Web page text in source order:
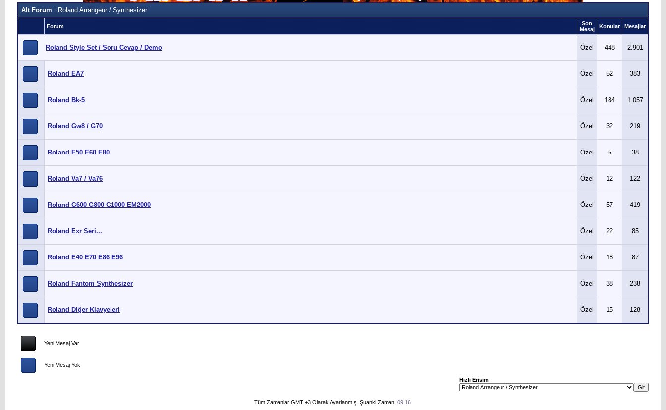
Alt Forum : Roland Arrangeur / Synthesizer
Forum
Son
Mesaj
Konular Mesajlar
Roland Style Set / Soru Cevap / Demo Özel 448 2.901
Roland EA7 Özel 52 383
Roland Bk-5 Özel 184 1.057
Roland Gw8 / G70 Özel 32 219
Roland E50 E60 E80 Özel 5 38
Roland Va7 / Va76 Özel 12 122
Roland G600 G800 G1000 EM2000 Özel 57 419
Roland Exr Seri... Özel 22 85
Roland E40 E70 E86 E96 Özel 18 87
Roland Fantom Synthesizer Özel 38 238
Roland Diğer Klavyeleri Özel 15 128
Yeni Mesaj Var
Yeni Mesaj Yok
Hizli Erisim
Tüm Zamanlar GMT +3 Olarak Ayarlanmış. Şuanki Zaman: 09:16.